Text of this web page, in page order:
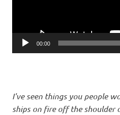
00:00
I've seen things you people
ships on fire off the shoulder